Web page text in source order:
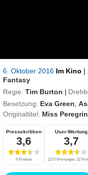
6. Oktober 2016 Im Kino |
Fantasy
Regie: Tim Burton |
Besetzung: Eva Green
Originaltitel: Miss
Pressekritiken
3,6
6 Kritiken
User-Wertung
3,7
1273 Wertungen, 32